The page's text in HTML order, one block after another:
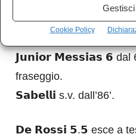
Cookie Policy
𝗘𝗸𝗵𝗮𝘁𝗼𝗿 𝟱.𝟱 dal 66′
𝗝𝘂𝗻𝗶𝗼𝗿 𝗠𝗲𝘀𝘀𝗶𝗮𝘀 𝟲 dal
fraseggio.
𝗦𝗮𝗯𝗲𝗹𝗹𝗶 s.v. dall’86’.
𝗗𝗲 𝗥𝗼𝘀𝘀𝗶 𝟱.𝟱 esce a